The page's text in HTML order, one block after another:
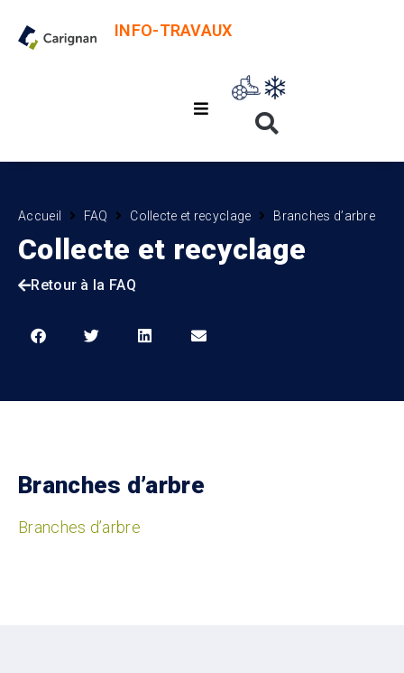
INFO-TRAVAUX
Accueil FAQ Collecte et recyclage Branches d’arbre
Collecte et recyclage
Retour à la FAQ
Branches d’arbre
Branches d’arbre